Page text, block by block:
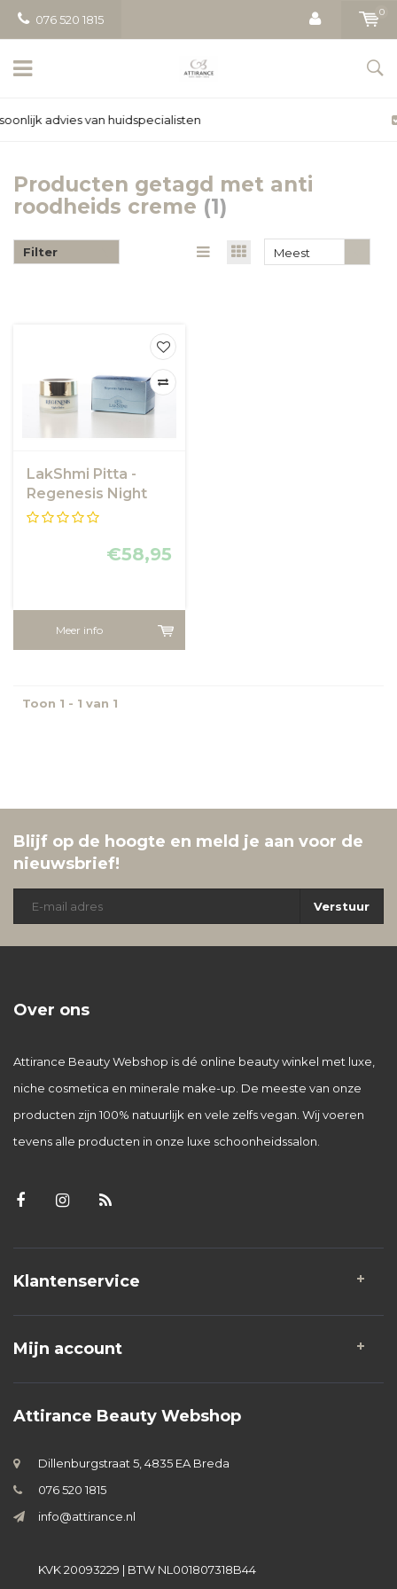
076 520 1815
0
Gratis bezorging vanaf € 50
Producten getagd met anti
roodheids creme (1)
Filter
Meest
LakShmi Pitta -
Regenesis Night
Balm
€58,95
Meer info
Toon 1 - 1 van 1
Blijf op de hoogte en meld je aan voor de
nieuwsbrief!
Verstuur
Over ons
Attirance Beauty Webshop is dé online beauty winkel met luxe,
niche cosmetica en minerale make-up. De meeste van onze
producten zijn 100% natuurlijk en vele zelfs vegan. Wij voeren
tevens alle producten in onze luxe schoonheidssalon.
Klantenservice
Mijn account
Attirance Beauty Webshop
Dillenburgstraat 5, 4835 EA Breda
076 520 1815
info@attirance.nl
KVK 20093229 | BTW NL001807318B44